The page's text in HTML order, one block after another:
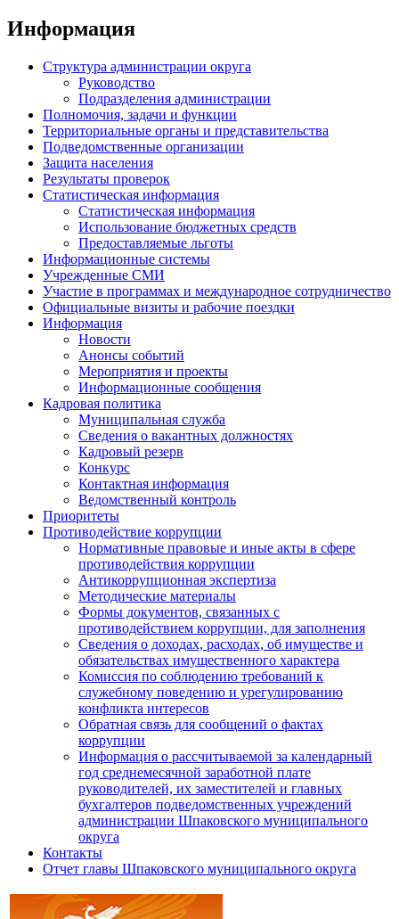
Информация
Структура администрации округа
Руководство
Подразделения администрации
Полномочия, задачи и функции
Территориальные органы и представительства
Подведомственные организации
Защита населения
Результаты проверок
Статистическая информация
Статистическая информация
Использование бюджетных средств
Предоставляемые льготы
Информационные системы
Учрежденные СМИ
Участие в программах и международное сотрудничество
Официальные визиты и рабочие поездки
Информация
Новости
Анонсы событий
Мероприятия и проекты
Информационные сообщения
Кадровая политика
Муниципальная служба
Сведения о вакантных должностях
Кадровый резерв
Конкурс
Контактная информация
Ведомственный контроль
Приоритеты
Противодействие коррупции
Нормативные правовые и иные акты в сфере
противодействия коррупции
Антикоррупционная экспертиза
Методические материалы
Формы документов, связанных с
противодействием коррупции, для заполнения
Сведения о доходах, расходах, об имуществе и
обязательствах имущественного характера
Комиссия по соблюдению требований к
служебному поведению и урегулированию
конфликта интересов
Обратная связь для сообщений о фактах
коррупции
Информация о рассчитываемой за календарный
год среднемесячной заработной плате
руководителей, их заместителей и главных
бухгалтеров подведомственных учреждений
администрации Шпаковского муниципального
округа
Контакты
Отчет главы Шпаковского муниципального округа